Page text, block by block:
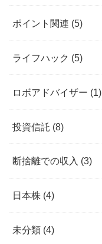
ポイント関連 (5)
ライフハック (5)
ロボアドバイザー (1)
投資信託 (8)
断捨離での収入 (3)
日本株 (4)
未分類 (4)